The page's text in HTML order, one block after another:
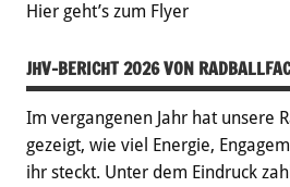
Hier geht’s zum Flyer
JHV-BERICHT 2026 VON
Im vergangenen Jahr hat unsere
gezeigt, wie viel Energie,
ihr steckt. Unter dem Eindruck